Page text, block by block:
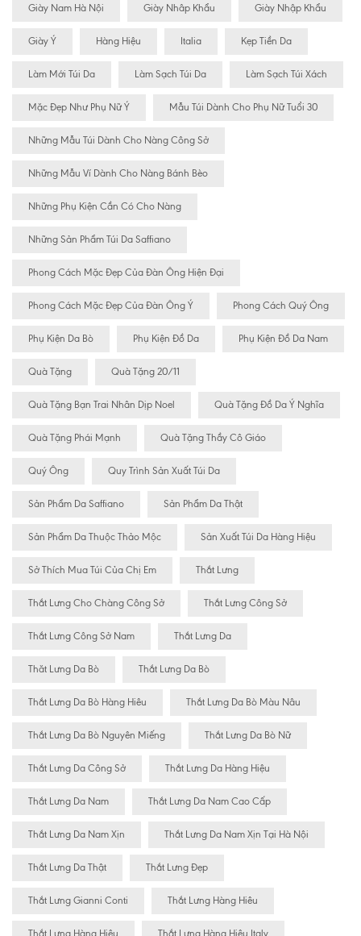
Giày Nam Hà Nội Giày Nhâp Khẩu Giày Nhập Khẩu
Giày Ý Hàng Hiệu Italia Kẹp Tiền Da
Làm Mới Túi Da Làm Sạch Túi Da Làm Sạch Túi Xách
Mặc Đẹp Như Phụ Nữ Ý Mẫu Túi Dành Cho Phụ Nữ Tuổi 30
Những Mẫu Túi Dành Cho Nàng Công Sở
Những Mẫu Ví Dành Cho Nàng Bánh Bèo
Những Phụ Kiện Cần Có Cho Nàng
Những Sản Phẩm Túi Da Saffiano
Phong Cách Mặc Đẹp Của Đàn Ông Hiện Đại
Phong Cách Mặc Đẹp Của Đàn Ông Ý Phong Cách Quý Ông
Phụ Kiện Da Bò Phụ Kiện Đồ Da Phụ Kiện Đồ Da Nam
Quà Tặng Quà Tặng 20/11
Quà Tặng Bạn Trai Nhân Dịp Noel Quà Tặng Đồ Da Ý Nghĩa
Quà Tặng Phái Mạnh Quà Tặng Thầy Cô Giáo
Quý Ông Quy Trình Sản Xuất Túi Da
Sản Phẩm Da Saffiano Sản Phẩm Da Thật
Sản Phẩm Da Thuộc Thảo Mộc Sản Xuất Túi Da Hàng Hiệu
Sở Thích Mua Túi Của Chị Em Thắt Lưng
Thắt Lưng Cho Chàng Công Sở Thắt Lưng Công Sở
Thắt Lưng Công Sở Nam Thắt Lưng Da
Thăt Lưng Da Bò Thắt Lưng Da Bò
Thắt Lưng Da Bò Hàng Hiêu Thắt Lưng Da Bò Màu Nâu
Thắt Lưng Da Bò Nguyên Miếng Thắt Lưng Da Bò Nữ
Thắt Lưng Da Công Sở Thắt Lưng Da Hàng Hiệu
Thắt Lưng Da Nam Thắt Lưng Da Nam Cao Cấp
Thắt Lưng Da Nam Xịn Thắt Lưng Da Nam Xịn Tại Hà Nội
Thắt Lưng Da Thật Thắt Lưng Đẹp
Thắt Lưng Gianni Conti Thắt Lưng Hàng Hiêu